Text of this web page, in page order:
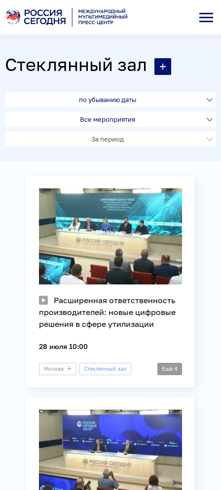
Стеклянный зал
по убыванию даты
Все мероприятия
За период
Расширенная ответственность
производителей: новые цифровые
решения в сфере утилизации
28 июля 10:00
Москва Стеклянный зал Ещё 4